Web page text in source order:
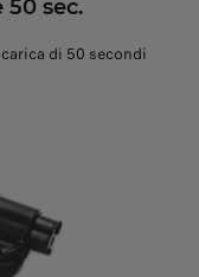
sec.
di 50 secondi